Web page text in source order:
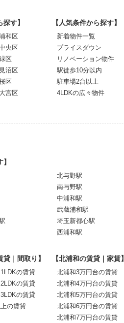
探す】
和区
央区
区
沼区
区
宮区
【人気条件から探す】
新着物件一覧
プライスダウン
リノベーション物件
駅徒歩10分以内
駐車場2台以上
4LDKの広々物件
北与野駅
南与野駅
中浦和駅
武蔵浦和駅
埼玉新都心駅
西浦和駅
貸｜間取り】
の賃貸
の賃貸
の賃貸
の賃貸
【北浦和の賃貸｜家賃】
北浦和3万円台の賃貸
北浦和4万円台の賃貸
北浦和5万円台の賃貸
北浦和6万円台の賃貸
北浦和7万円台の賃貸